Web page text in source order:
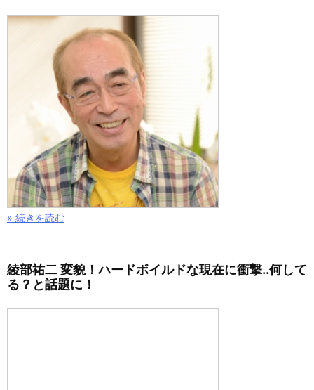
» 続きを読む
綾部祐二 変貌！ハードボイルドな現在に衝撃..何して
る？と話題に！